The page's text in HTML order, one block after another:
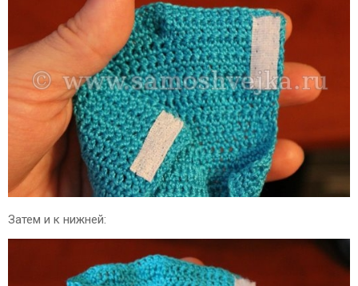
Затем и к нижней: